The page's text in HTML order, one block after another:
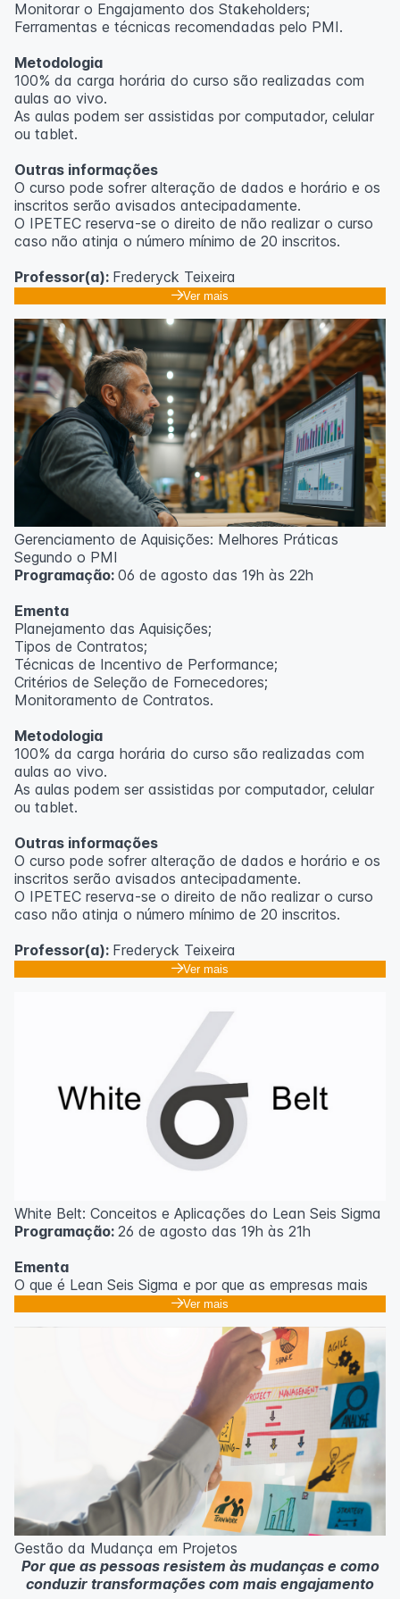
Monitorar o Engajamento dos Stakeholders;
Ferramentas e técnicas recomendadas pelo PMI.
Metodologia
100% da carga horária do curso são realizadas com
aulas ao vivo.
As aulas podem ser assistidas por computador, celular
ou tablet.
Outras informações
O curso pode sofrer alteração de dados e horário e os
inscritos serão avisados ​​antecipadamente.
O IPETEC reserva-se o direito de não realizar o curso
caso não atinja o número mínimo de 20 inscritos.
Professor(a): Frederyck Teixeira
Ver mais
Gerenciamento de Aquisições: Melhores Práticas
Segundo o PMI
Programação: 06 de agosto das 19h às 22h
Ementa
Planejamento das Aquisições;
Tipos de Contratos;
Técnicas de Incentivo de Performance;
Critérios de Seleção de Fornecedores;
Monitoramento de Contratos.
Metodologia
100% da carga horária do curso são realizadas com
aulas ao vivo.
As aulas podem ser assistidas por computador, celular
ou tablet.
Outras informações
O curso pode sofrer alteração de dados e horário e os
inscritos serão avisados ​​antecipadamente.
O IPETEC reserva-se o direito de não realizar o curso
caso não atinja o número mínimo de 20 inscritos.
Professor(a): Frederyck Teixeira
Ver mais
White Belt: Conceitos e Aplicações do Lean Seis Sigma
Programação: 26 de agosto das 19h às 21h
Ementa
O que é Lean Seis Sigma e por que as empresas mais
eficientes do mundo usam;
Introdução ao DMAIC: o roteiro para resolver
Ferramentas essenciais: 5 Porquês, Ishikawa e voz do
Casos práticos de melhoria em processos
administrativos e operacionais;
Próximos passos na jornada Lean Seis Sigma: do White
Metodologia
100% da carga horária do curso são realizadas com
aulas ao vivo.
As aulas podem ser assistidas por computador, celular
ou tablet.
Ver mais
Gestão da Mudança em Projetos
Por que as pessoas resistem às mudanças e como
conduzir transformações com mais engajamento